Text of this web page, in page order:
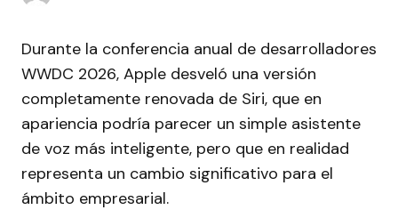
Durante la conferencia anual de desarrolladores
WWDC 2026, Apple desveló una versión
completamente renovada de Siri, que en
apariencia podría parecer un simple asistente
de voz más inteligente, pero que en realidad
representa un cambio significativo para el
ámbito empresarial.